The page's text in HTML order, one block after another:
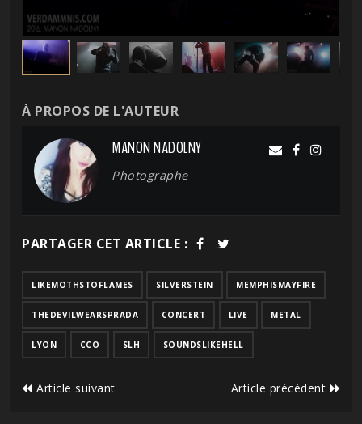
À PROPOS DE L'AUTEUR
MANON NADOLNY
Photographe
PARTAGER CET ARTICLE :
LIKEMOTHSTOFLAMES SILVERSTEIN MEMPHISMAYFIRE
THEDEVILWEARSPRADA CONCERT LIVE METAL
LYON CCO SLH SOUNDSLIKEHELL
Article suivant Article précédent